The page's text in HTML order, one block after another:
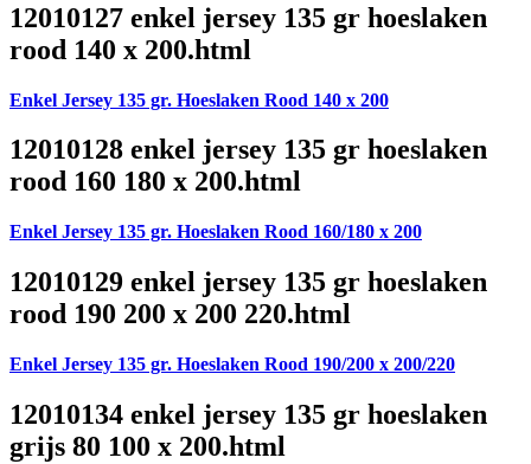
12010127 enkel jersey 135 gr hoeslaken
rood 140 x 200.html
Enkel Jersey 135 gr. Hoeslaken Rood 140 x 200
12010128 enkel jersey 135 gr hoeslaken
rood 160 180 x 200.html
Enkel Jersey 135 gr. Hoeslaken Rood 160/180 x 200
12010129 enkel jersey 135 gr hoeslaken
rood 190 200 x 200 220.html
Enkel Jersey 135 gr. Hoeslaken Rood 190/200 x 200/220
12010134 enkel jersey 135 gr hoeslaken
grijs 80 100 x 200.html